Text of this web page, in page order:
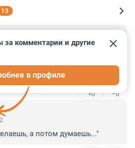
13
футболиста, африканца, на
И потом эти же люди будут
тот момент, когда команды АПЛ
матчем в знак борьбы с
политики?
+0 –0
за комментарии и другие
в профиле
а потом думаешь..."